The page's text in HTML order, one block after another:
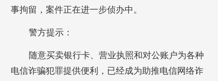
事拘留，案件正在进一步侦办中。
警方提示：
随意买卖银行卡、营业执照和对公账户为各种
电信诈骗犯罪提供便利，已经成为助推电信网络诈